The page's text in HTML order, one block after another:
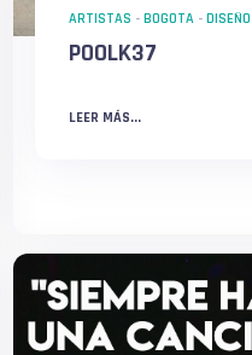
ARTISTAS - BOGOTA- DISEÑO
POOLK37
LEER MÁS...